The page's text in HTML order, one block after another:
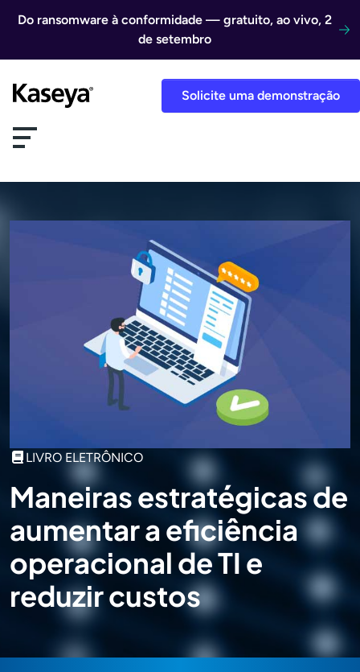
Do ransomware à conformidade — gratuito, ao vivo, 2
de setembro
Solicite uma demonstração
LIVRO ELETRÔNICO
Maneiras estratégicas de
aumentar a eficiência
operacional de TI e
reduzir custos